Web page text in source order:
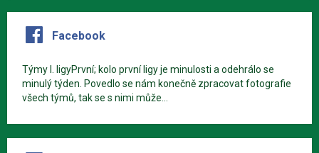
Facebook
Týmy I. ligyPrvní; kolo první ligy je minulosti a odehrálo se
minulý týden. Povedlo se nám konečně zpracovat fotografie
všech týmů, tak se s nimi může...